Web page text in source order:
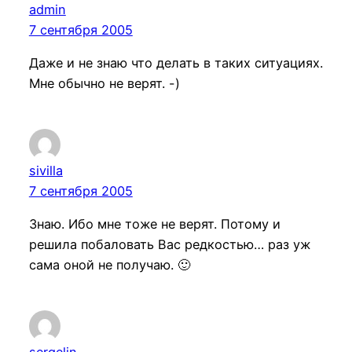
admin
7 сентября 2005
Даже и не знаю что делать в таких ситуациях.
Мне обычно не верят. -)
sivilla
7 сентября 2005
Знаю. Ибо мне тоже не верят. Потому и
решила побаловать Вас редкостью… раз уж
сама оной не получаю. 🙂